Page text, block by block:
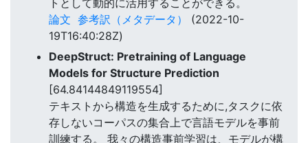
論文 参考訳（メタデータ）
(2022-10-
19T16:40:28Z)
DeepStruct: Pretraining of Language
Models for Structure Prediction
[64.84144849119554]
テキストから構造を生成するために,タスクに依
存しないコーパスの集合上で言語モデルを事前
訓練する。 我々の構造事前学習は、モデルが構